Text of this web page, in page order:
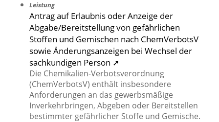
Leistung
Antrag auf Erlaubnis oder Anzeige der
Abgabe/Bereitstellung von gefährlichen
Stoffen und Gemischen nach ChemVerbotsV
sowie Änderungsanzeigen bei Wechsel der
sachkundigen Person ➚
Die Chemikalien-Verbotsverordnung
(ChemVerbotsV) enthält insbesondere
Anforderungen an das gewerbsmäßige
Inverkehrbringen, Abgeben oder Bereitstellen
bestimmter gefährlicher Stoffe und Gemische.